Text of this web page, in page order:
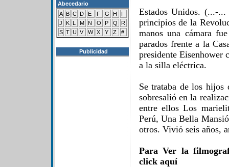
Abecedario
A B C D E F G H
I
J
K L M N O P Q
R
S T U V W X Y Z #
Publicidad
Estados Unidos. (...-
principios de la
manos una cámara
parados frente a la
presidente Eisenhower
a la silla eléctrica.
Se trataba de los hijos
sobresalió en la
entre ellos Los
Perú, Una Bella
otros. Vivió seis años,
Para Ver la
click aquí